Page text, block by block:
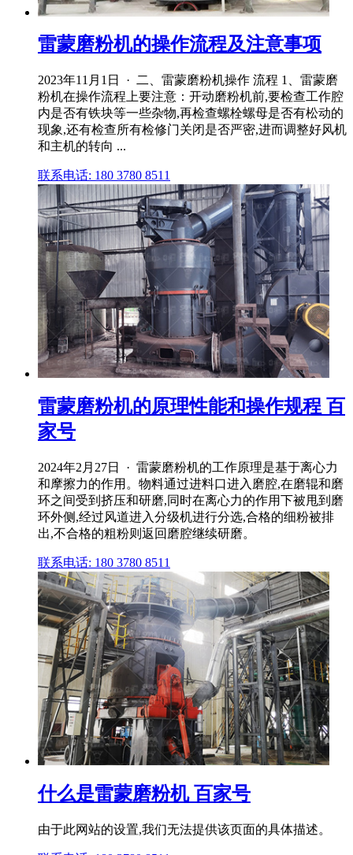
雷蒙磨粉机的操作流程及注意事项
2023年11月1日 · 二、雷蒙磨粉机操作 流程 1、雷蒙磨
粉机在操作流程上要注意：开动磨粉机前,要检查工作腔
内是否有铁块等一些杂物,再检查螺栓螺母是否有松动的
现象,还有检查所有检修门关闭是否严密,进而调整好风机
和主机的转向 ...
联系电话: 180 3780 8511
雷蒙磨粉机的原理性能和操作规程 百
家号
2024年2月27日 · 雷蒙磨粉机的工作原理是基于离心力
和摩擦力的作用。物料通过进料口进入磨腔,在磨辊和磨
环之间受到挤压和研磨,同时在离心力的作用下被甩到磨
环外侧,经过风道进入分级机进行分选,合格的细粉被排
出,不合格的粗粉则返回磨腔继续研磨。
联系电话: 180 3780 8511
什么是雷蒙磨粉机 百家号
由于此网站的设置,我们无法提供该页面的具体描述。